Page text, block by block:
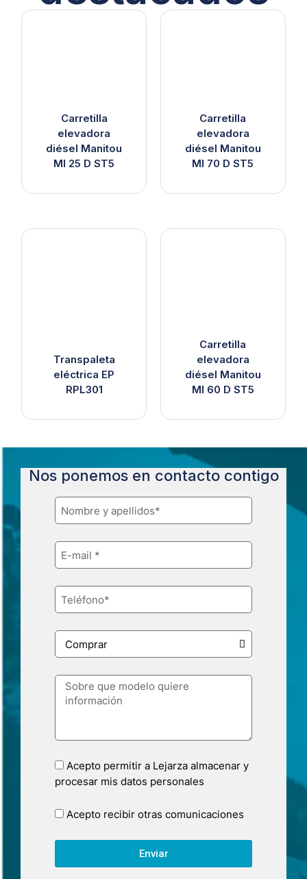
Carretilla
elevadora
diésel Manitou
MI 25 D ST5
Carretilla
elevadora
diésel Manitou
MI 70 D ST5
Transpaleta
eléctrica EP
RPL301
Carretilla
elevadora
diésel Manitou
MI 60 D ST5
Nos ponemos en contacto contigo
Acepto permitir a Lejarza almacenar y
procesar mis datos personales
Acepto recibir otras comunicaciones
Enviar